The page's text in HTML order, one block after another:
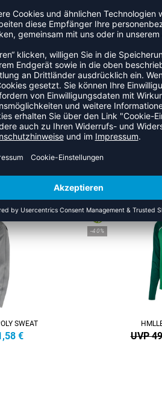
hat einen erhöhten Kragen mit
warm zu halten.
KATEGORIE
SWEAT
€
-40%
UVP